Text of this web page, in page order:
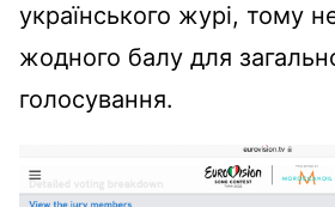
українського журі, тому
жодного балу для
голосування.